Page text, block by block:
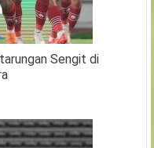
Sengit di